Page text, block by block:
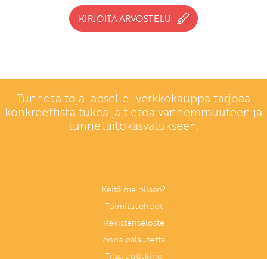
KIRJOITA ARVOSTELU
Tunnetaitoja lapselle -verkkokauppa tarjoaa
konkreettista tukea ja tietoa vanhemmuuteen ja
tunnetaitokasvatukseen.
Keitä me ollaan?
Toimitusehdot
Rekisteriseloste
Anna palautetta
Tilaa uutiskirje